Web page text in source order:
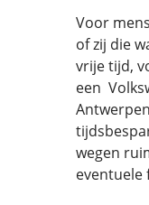
Voor
of zij die
vrije tijd,
een
wegen
eventuele